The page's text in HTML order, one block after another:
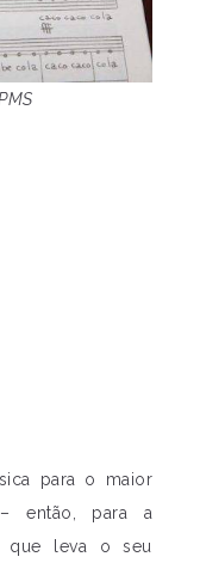
para o maior
então, para a
que leva o seu